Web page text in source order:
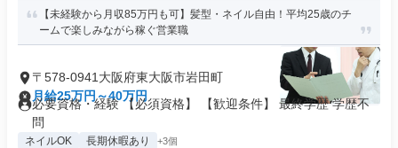
【未経験から月収85万円も可】髪型・ネイル自由！平均25歳のチ
ームで楽しみながら稼ぐ営業職
〒578-0941大阪府東大阪市岩田町
月給25万円～40万円
必要資格・経験 【必須資格】 【歓迎条件】 最終学歴 学歴不
問
ネイルOK 長期休暇あり +3個